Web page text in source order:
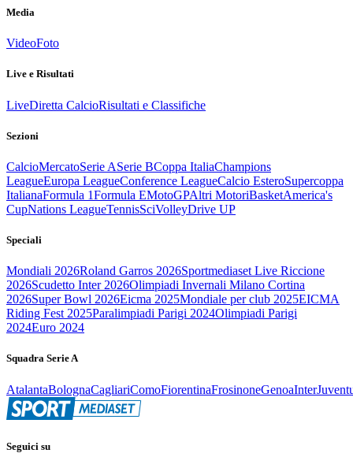
Media
VideoFoto
Live e Risultati
LiveDiretta CalcioRisultati e Classifiche
Sezioni
CalcioMercatoSerie ASerie BCoppa ItaliaChampions
LeagueEuropa LeagueConference LeagueCalcio EsteroSupercoppa
ItalianaFormula 1Formula EMotoGPAltri MotoriBasketAmerica's
CupNations LeagueTennisSciVolleyDrive UP
Speciali
Mondiali 2026Roland Garros 2026Sportmediaset Live Riccione
2026Scudetto Inter 2026Olimpiadi Invernali Milano Cortina
2026Super Bowl 2026Eicma 2025Mondiale per club 2025EICMA
Riding Fest 2025Paralimpiadi Parigi 2024Olimpiadi Parigi
2024Euro 2024
Squadra Serie A
AtalantaBolognaCagliariComoFiorentinaFrosinoneGenoaInter
Seguici su